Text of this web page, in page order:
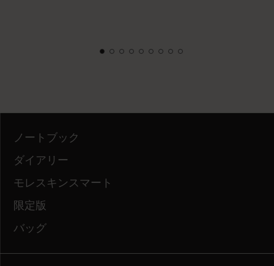
ノートブック
ダイアリー
モレスキンスマート
限定版
バッグ